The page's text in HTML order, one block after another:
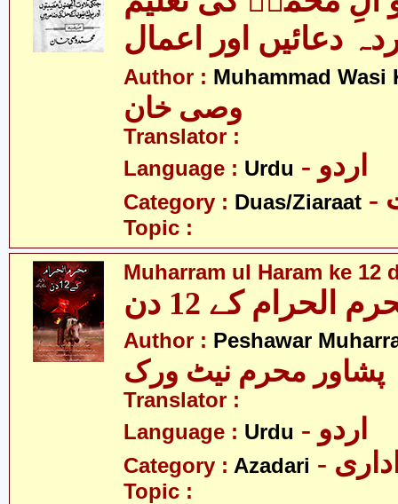
دعائیں اور اعمال
Author : Muhammad Wasi
وصی خان
Translator :
Language : Urdu - اردو
Category : Duas/Ziaraat
Topic :
Muharram ul Haram ke 12
الحرام کے 12 دن
Author : Peshawar
پشاور محرم نیٹ ورک
Translator :
Language : Urdu - اردو
Category : Azadari
Topic :